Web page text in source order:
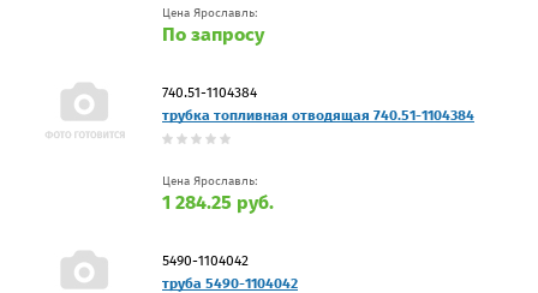
Цена Ярославль:
По запросу
740.51-1104384
трубка топливная отводящая 740.51-1104384
Цена Ярославль:
1 284.25 руб.
5490-1104042
труба 5490-1104042